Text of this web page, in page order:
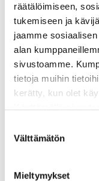
räätälöimiseen,
tukemiseen ja
jaamme
alan
sivustoamme.
tietoja muihin
kerätty, kun olet
valinta
Välttämätön
Mieltymykset